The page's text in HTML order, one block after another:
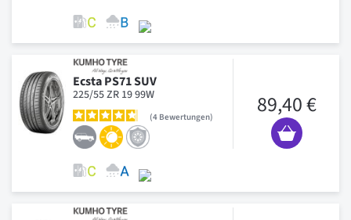
Ecsta PS71 SUV
225/55 ZR 19 99W
4 Bewertungen 89,40 €